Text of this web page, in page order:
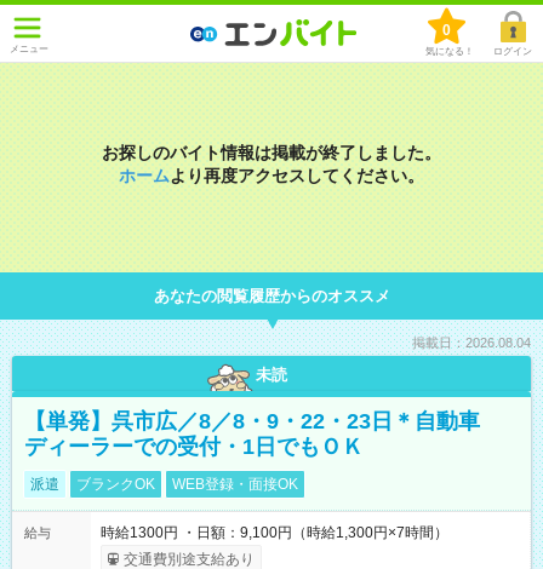
メニュー
0
気になる！ ログイン
お探しのバイト情報は掲載が終了しました。
ホームより再度アクセスしてください。
あなたの閲覧履歴からのオススメ
掲載日：2026.08.04
未読
【単発】呉市広／8／8・9・22・23日＊自動車
ディーラーでの受付・1日でもＯＫ
派遣 ブランクOK WEB登録・面接OK
給与
時給1300円 ・日額：9,100円（時給1,300円×7時間）
交通費別途支給あり